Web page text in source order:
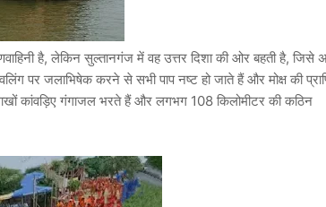
है, लेकिन सुल्तानगंज में वह उत्तर दिशा की ओर बहती है, जिसे
पर जलाभिषेक करने से सभी पाप नष्ट हो जाते हैं और मोक्ष की
कांवड़िए गंगाजल भरते हैं और लगभग 108 किलोमीटर की कठिन